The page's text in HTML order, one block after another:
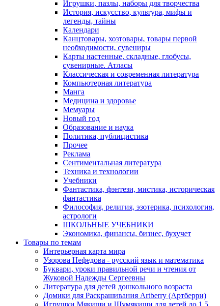
Игрушки, пазлы, наборы для творчества
История, искусство, культура, мифы и
легенды, тайны
Календари
Канцтовары, хозтовары, товары первой
необходимости, сувениры
Карты настенные, складные, глобусы,
сувенирные. Атласы
Классическая и современная литература
Компьютерная литература
Манга
Медицина и здоровье
Мемуары
Новый год
Образование и наука
Политика, публицистика
Прочее
Реклама
Сентиментальная литература
Техника и технологии
Учебники
Фантастика, фэнтези, мистика, историческая
фантастика
Философия, религия, эзотерика, психология,
астрологи
ШКОЛЬНЫЕ УЧЕБНИКИ
Экономика, финансы, бизнес, бухучет
Товары по темам
Интерьерная карта мира
Узорова Нефедова - русский язык и математика
Буквари, уроки правильной речи и чтения от
Жуковой Надежды Сергеевны
Литература для детей дошкольного возраста
Домики для Раскрашивания Artberry (Артберри)
Игрушки Мякиши и Шумякиши для детей до 1,5